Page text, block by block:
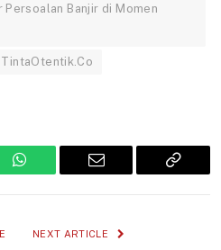
Banjir di Momen
TintaOtentik.Co
WhatsApp Email
Copy
NEXT ARTICLE